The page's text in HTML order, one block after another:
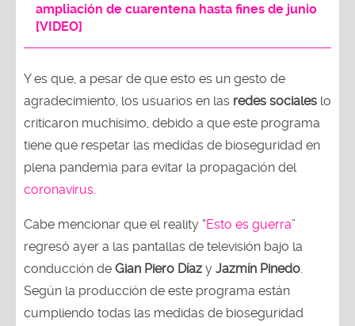
ampliación de cuarentena hasta fines de junio
[VIDEO]
Y es que, a pesar de que esto es un gesto de
agradecimiento, los usuarios en las redes sociales lo
criticaron muchísimo, debido a que este programa
tiene que respetar las medidas de bioseguridad en
plena pandemia para evitar la propagación del
coronavirus
Cabe mencionar que el reality “Esto es guerra”
regresó ayer a las pantallas de televisión bajo la
conducción de Gian Piero Díaz y Jazmín Pinedo
Según la producción de este programa están
cumpliendo todas las medidas de bioseguridad